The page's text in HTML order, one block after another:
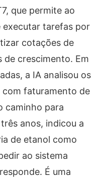
que permite ao
tarefas por
cotações de
de crescimento. Em
a IA analisou os
com faturamento de
caminho para
anos, indicou a
de etanol como
ao sistema
É uma